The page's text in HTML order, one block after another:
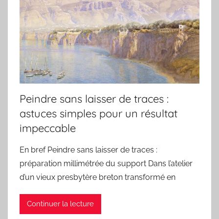
Peindre sans laisser de traces :
astuces simples pour un résultat
impeccable
En bref Peindre sans laisser de traces :
préparation millimétrée du support Dans l’atelier
d’un vieux presbytère breton transformé en
Continuer la lecture